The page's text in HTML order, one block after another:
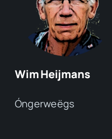
Wim Heijmans
Óngerweëgs